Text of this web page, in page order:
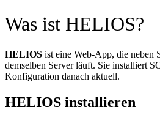
Was ist HELIOS?
HELIOS ist eine Web-App, die neben
demselben Server läuft. Sie installiert
Konfiguration danach aktuell.
HELIOS installieren